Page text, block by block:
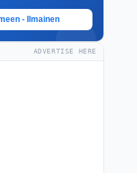
- Ilmainen
ADVERTISE HERE